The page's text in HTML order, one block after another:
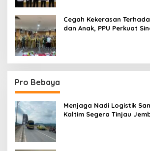
Cegah Kekerasan
dan Anak, PPU Perkuat
Pro Bebaya
Menjaga Nadi Logistik
Kaltim Segera Tinjau